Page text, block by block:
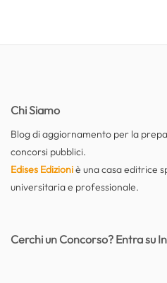
Chi Siamo
Blog di aggiornamento per la
concorsi pubblici.
Edises Edizioniè una casa editrice
universitaria e professionale.
Cerchi un Concorso? Entra su